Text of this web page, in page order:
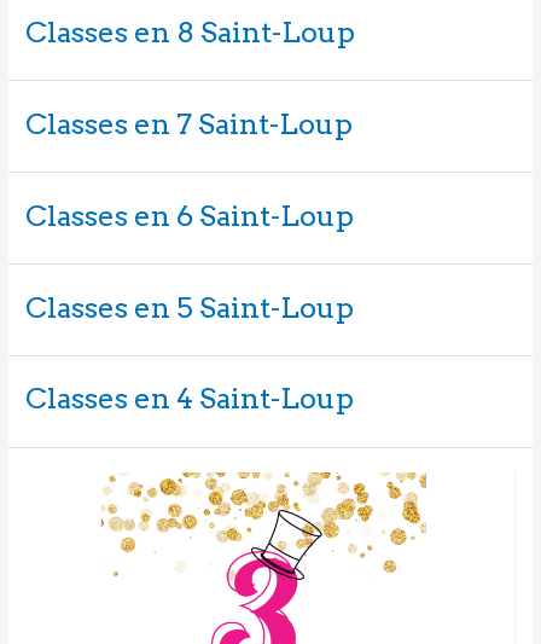
Classes en 8 Saint-Loup
Classes en 7 Saint-Loup
Classes en 6 Saint-Loup
Classes en 5 Saint-Loup
Classes en 4 Saint-Loup